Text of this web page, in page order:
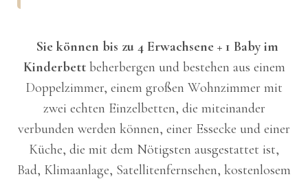
Sie können bis zu 4 Erwachsene + 1 Baby im
Kinderbett beherbergen und bestehen aus einem
Doppelzimmer, einem großen Wohnzimmer mit
zwei echten Einzelbetten, die miteinander
verbunden werden können, einer Essecke und einer
Küche, die mit dem Nötigsten ausgestattet ist,
Bad, Klimaanlage, Satellitenfernsehen, kostenlosem